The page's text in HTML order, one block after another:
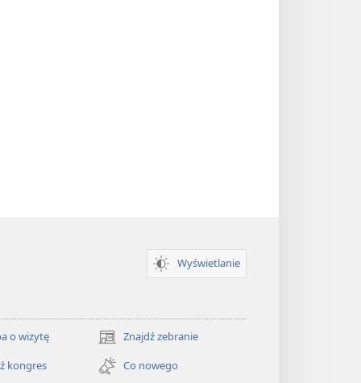
Wyświetlanie
o wizytę Znajdź zebranie
(opens
new
window)
kongres
Co nowego